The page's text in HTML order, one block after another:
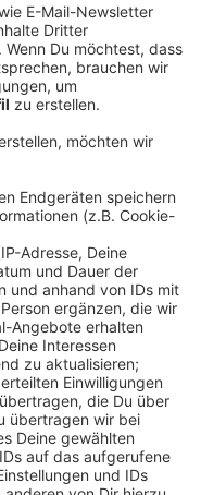
könnten 275
VRR-
Gutachten hatte
Damit würde
Dinslaken und
mit Halt unter
Allein im
pro Tag
zwischen Xanten,
werden.